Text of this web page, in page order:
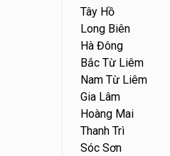
Tây Hồ
Long Biên
Hà Đông
Bắc Từ Liêm
Nam Từ Liêm
Gia Lâm
Hoàng Mai
Thanh Trì
Sóc Sơn